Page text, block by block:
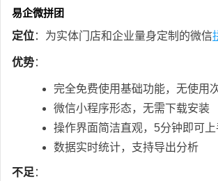
易企微拼团
定位：为实体门店和企业量身定制的微信
优势：
完全免费使用基础功能，无使用
微信小程序形态，无需下载安装
操作界面简洁直观，5分钟即可上
数据实时统计，支持导出分析
不足 ：